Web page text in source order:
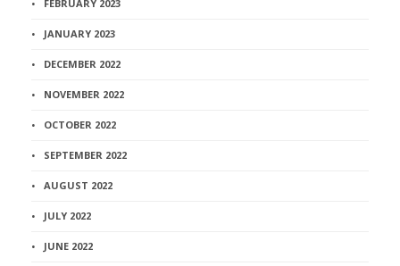
FEBRUARY 2023
JANUARY 2023
DECEMBER 2022
NOVEMBER 2022
OCTOBER 2022
SEPTEMBER 2022
AUGUST 2022
JULY 2022
JUNE 2022